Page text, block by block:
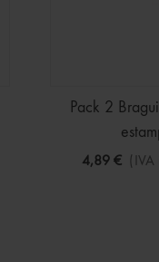
Pack 2
4,89 € (IVA